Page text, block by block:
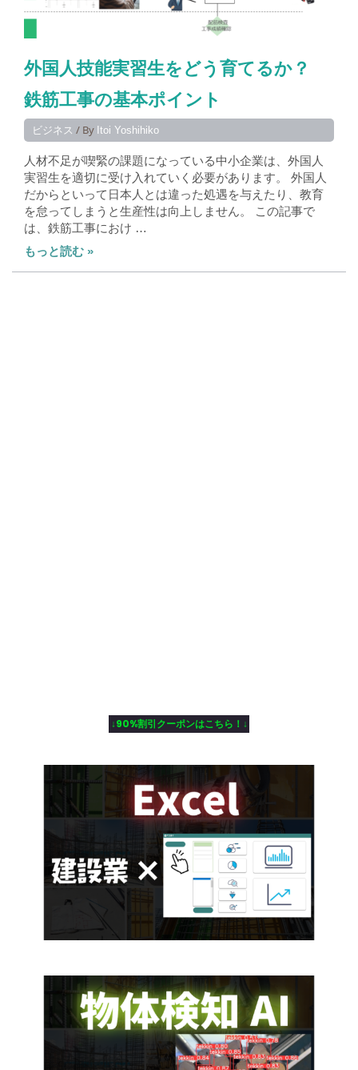
外国人技能実習生をどう育てるか？
鉄筋工事の基本ポイント
ビジネス / By Itoi Yoshihiko
人材不足が喫緊の課題になっている中小企業は、外国人
実習生を適切に受け入れていく必要があります。 外国人
だからといって日本人とは違った処遇を与えたり、教育
を怠ってしまうと生産性は向上しません。 この記事で
は、鉄筋工事におけ …
もっと読む »
↓90%割引クーポンはこちら！↓